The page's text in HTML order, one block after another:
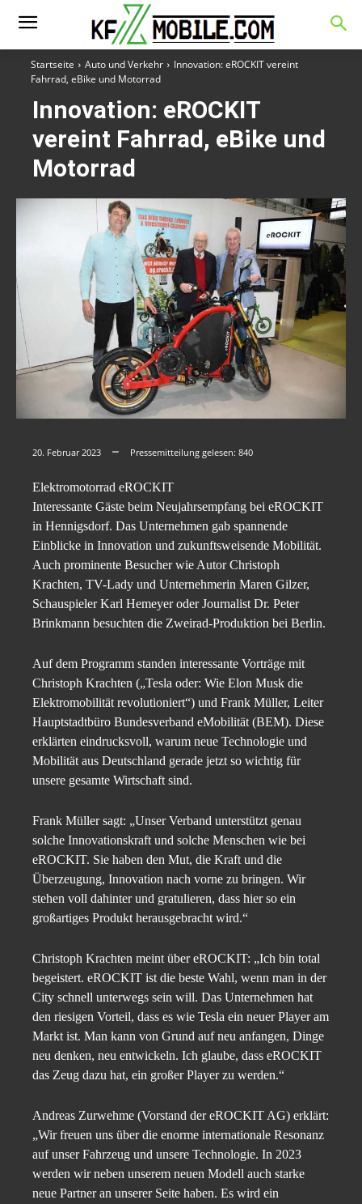
Startseite Auto und Verkehr
Innovation: eROCKIT vereint
Fahrrad, eBike und Motorrad
Innovation: eROCKIT
vereint Fahrrad, eBike und
Motorrad
20. Februar 2023 Pressemitteilung gelesen: 840
Elektromotorrad eROCKIT
Interessante Gäste beim Neujahrsempfang bei eROCKIT
in Hennigsdorf. Das Unternehmen gab spannende
Einblicke in Innovation und zukunftsweisende Mobilität.
Auch prominente Besucher wie Autor Christoph
Krachten, TV-Lady und Unternehmerin Maren Gilzer,
Schauspieler Karl Hemeyer oder Journalist Dr. Peter
Brinkmann besuchten die Zweirad-Produktion bei Berlin.
Auf dem Programm standen interessante Vorträge mit
Christoph Krachten („Tesla oder: Wie Elon Musk die
Elektromobilität revolutioniert“) und Frank Müller, Leiter
Hauptstadtbüro Bundesverband eMobilität (BEM). Diese
erklärten eindrucksvoll, warum neue Technologie und
Mobilität aus Deutschland gerade jetzt so wichtig für
unsere gesamte Wirtschaft sind.
Frank Müller sagt: „Unser Verband unterstützt genau
solche Innovationskraft und solche Menschen wie bei
eROCKIT. Sie haben den Mut, die Kraft und die
Überzeugung, Innovation nach vorne zu bringen. Wir
stehen voll dahinter und gratulieren, dass hier so ein
großartiges Produkt herausgebracht wird.“
Christoph Krachten meint über eROCKIT: „Ich bin total
begeistert. eROCKIT ist die beste Wahl, wenn man in der
City schnell unterwegs sein will. Das Unternehmen hat
den riesigen Vorteil, dass es wie Tesla ein neuer Player am
Markt ist. Man kann von Grund auf neu anfangen, Dinge
neu denken, neu entwickeln. Ich glaube, dass eROCKIT
das Zeug dazu hat, ein großer Player zu werden.“
Andreas Zurwehme (Vorstand der eROCKIT AG) erklärt:
„Wir freuen uns über die enorme internationale Resonanz
auf unser Fahrzeug und unsere Technologie. In 2023
werden wir neben unserem neuen Modell auch starke
neue Partner an unserer Seite haben. Es wird ein